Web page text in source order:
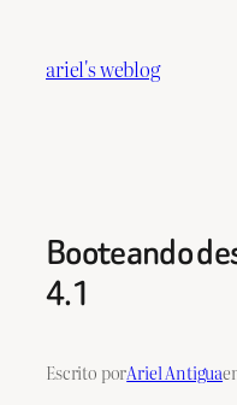
contenido
ariel's weblog
Booteando
4.1
Escrito porAriel Antigua